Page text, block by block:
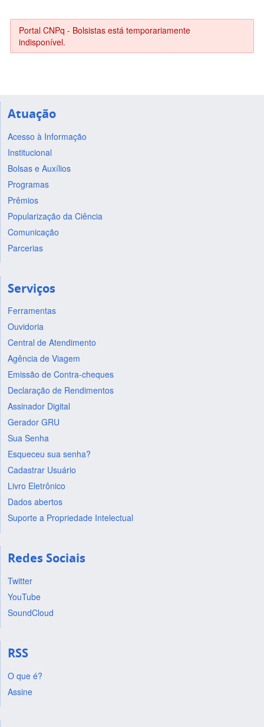
Portal CNPq - Bolsistas está temporariamente
indisponível.
Atuação
Acesso à Informação
Institucional
Bolsas e Auxílios
Programas
Prêmios
Popularização da Ciência
Comunicação
Parcerias
Serviços
Ferramentas
Ouvidoria
Central de Atendimento
Agência de Viagem
Emissão de Contra-cheques
Declaração de Rendimentos
Assinador Digital
Gerador GRU
Sua Senha
Esqueceu sua senha?
Cadastrar Usuário
Livro Eletrônico
Dados abertos
Suporte a Propriedade Intelectual
Redes Sociais
Twitter
YouTube
SoundCloud
RSS
O que é?
Assine